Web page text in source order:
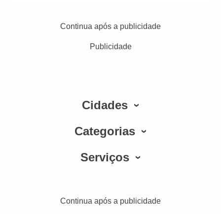
Continua após a publicidade
Publicidade
Cidades
Categorias
Serviços
Continua após a publicidade